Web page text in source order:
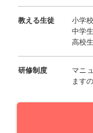
教える生徒
小学
中学
高校
研修制度
マニ
ます